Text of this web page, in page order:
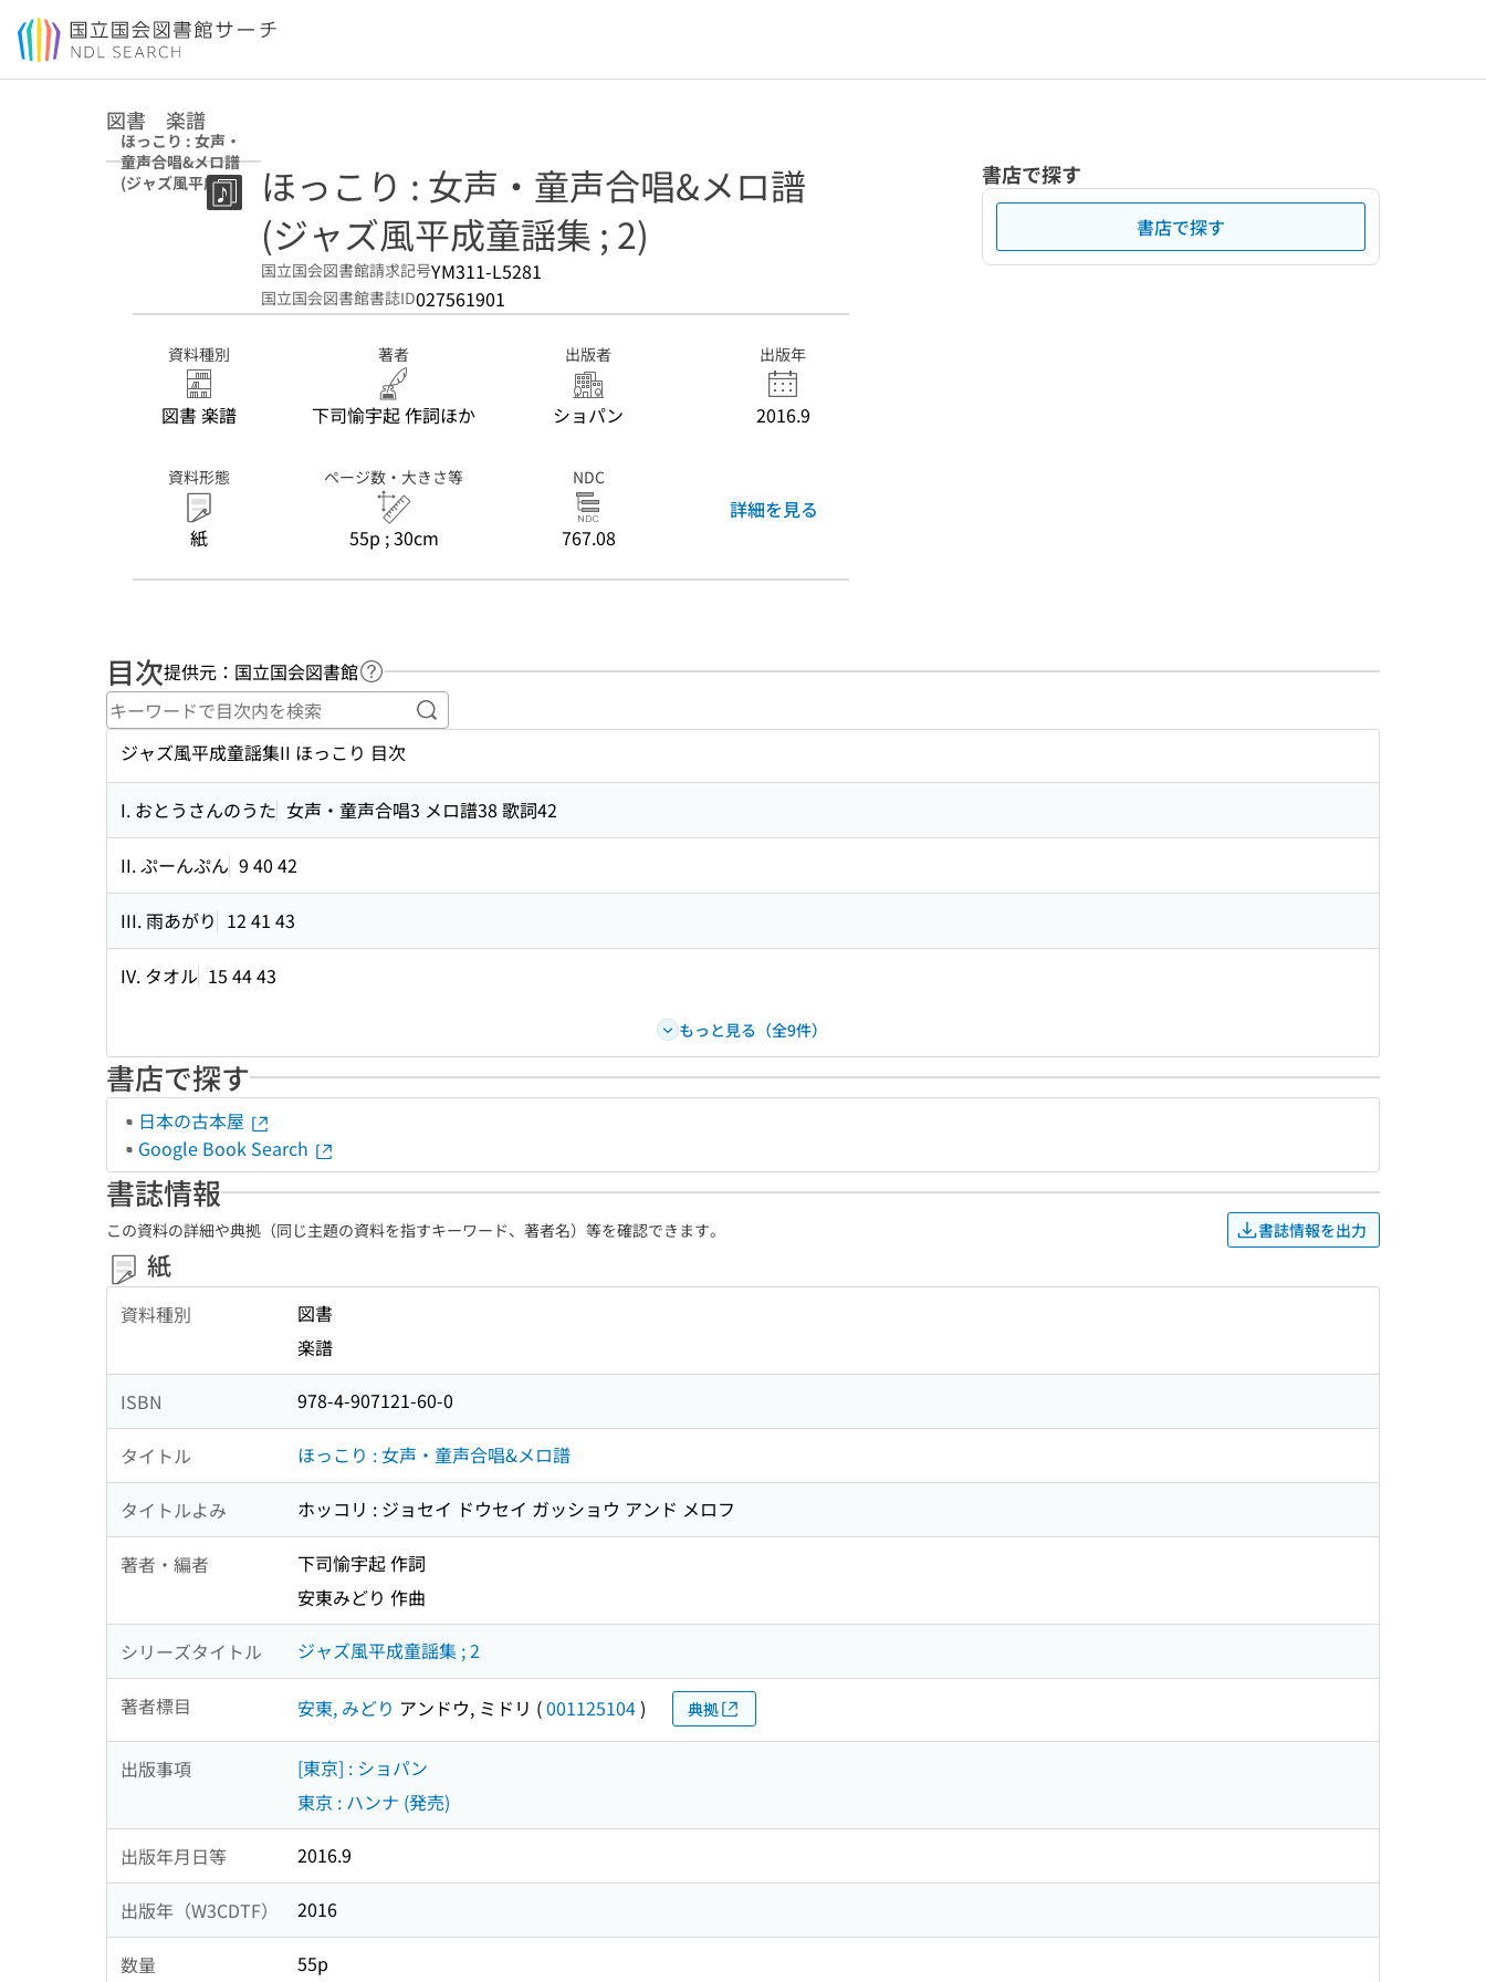
本文へ移動
図書 楽譜
ほっこり : 女声・
童声合唱&メロ譜
(ジャズ風平成童
ほっこり : 女声・童声合唱&メロ譜
(ジャズ風平成童謡集 ; 2)
国立国会図書館請求記号YM311-L5281
国立国会図書館書誌ID027561901
資料種別
図書 楽譜
著者
下司愉宇起 作詞ほか
出版者
ショパン
出版年
2016.9
資料形態
紙
ページ数・大きさ等
55p ; 30cm
NDC
767.08
詳細を見る
書店で探す
書店で探す
目次提供元：国立国会図書館 ヘルプページへのリンク
キーワードで目次内を検索
ジャズ風平成童謡集II ほっこり 目次
I. おとうさんのうた 女声・童声合唱3 メロ譜38 歌詞42
II. ぷーんぷん 9 40 42
III. 雨あがり 12 41 43
IV. タオル 15 44 43
もっと見る（全9件）
書店で探す
日本の古本屋
Google Book Search
書誌情報
この資料の詳細や典拠（同じ主題の資料を指すキーワード、著者名）等を確認できます。 書誌情報を出力
紙
資料種別
図書
楽譜
ISBN 978-4-907121-60-0
タイトル ほっこり : 女声・童声合唱&メロ譜
タイトルよみ ホッコリ : ジョセイ ドウセイ ガッショウ アンド メロフ
著者・編者
下司愉宇起 作詞
安東みどり 作曲
シリーズタイトル ジャズ風平成童謡集 ; 2
著者標目 安東, みどり アンドウ, ミドリ (001125104) 典拠
出版事項
[東京] : ショパン
東京 : ハンナ (発売)
出版年月日等 2016.9
出版年（W3CDTF） 2016
数量 55p